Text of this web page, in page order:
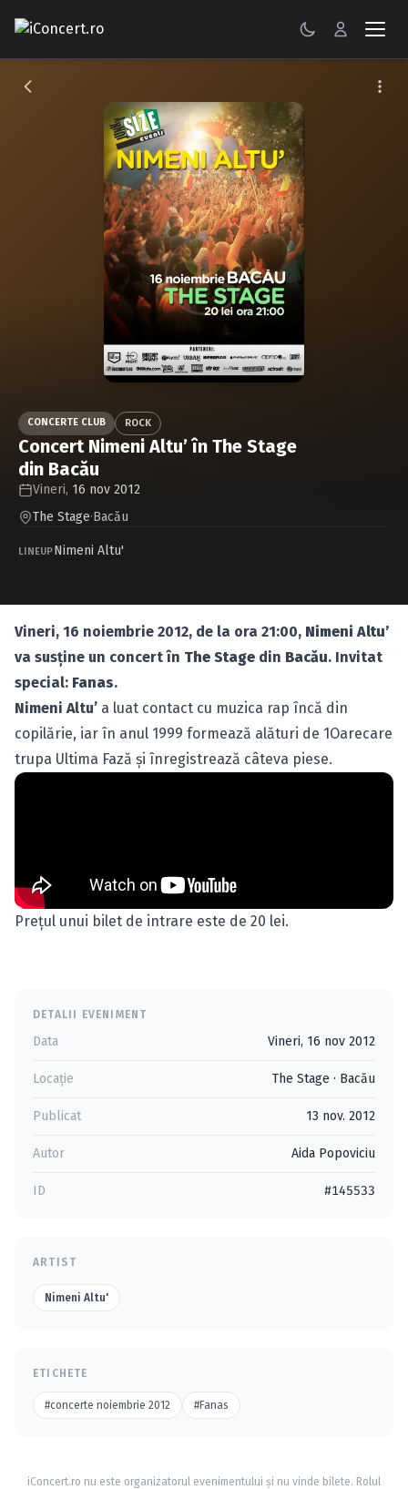
CONCERTE
Caută în site...
CONCERTE CLUB ROCK
Concert Nimeni Altu’ în The Stage
din Bacău
Vineri, 16 nov 2012
The Stage·Bacău
LINEUPNimeni Altu'
Vineri, 16 noiembrie 2012, de la ora 21:00, Nimeni Altu’
va susţine un concert în The Stage din Bacău. Invitat
special: Fanas.
Nimeni Altu’ a luat contact cu muzica rap încă din
copilărie, iar în anul 1999 formează alături de 1Oarecare
trupa Ultima Fază şi înregistrează câteva piese.
Preţul unui bilet de intrare este de 20 lei.
DETALII EVENIMENT
Data Vineri, 16 nov 2012
Locație The Stage · Bacău
Publicat 13 nov. 2012
Autor Aida Popoviciu
ID #145533
ARTIST
Nimeni Altu'
ETICHETE
#concerte noiembrie 2012 #Fanas
iConcert.ro nu este organizatorul evenimentului și nu vinde bilete. Rolul